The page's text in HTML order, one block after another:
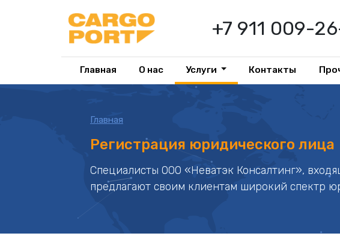
+7 911 009-
Главная О нас Услуги Контакты
Главная
Регистрация юридического лица
Специалисты ООО «Неватэк Консалтинг»,
предлагают своим клиентам широкий спектр